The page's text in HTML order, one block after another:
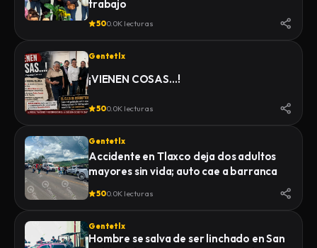
INSTITUTO DE CIENCIAS FORENSES
(INCIFO), DONDE SE REALIZARÍAN EL
CORRESPONDIENTE
trabajo
500.0K lecturas
Gentetlx
¡VIENEN COSAS…!
500.0K lecturas
Gentetlx
Accidente en Tlaxco deja dos adultos
mayores sin vida; auto cae a barranca
500.0K lecturas
Gentetlx
Hombre se salva de ser linchado en San